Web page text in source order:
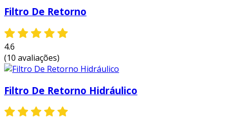
com esses benefícios, fica claro que o filtro
hidráulico para reversor não é apenas um
componente adicional, mas sim uma parte
essencial que contribui significativamente para
a operação eficiente do equipamento.
entre em contato e solicite um orçamento
personalizado!
Filtro De Retorno
4.6
(10 avaliações)
Filtro De Retorno Hidráulico